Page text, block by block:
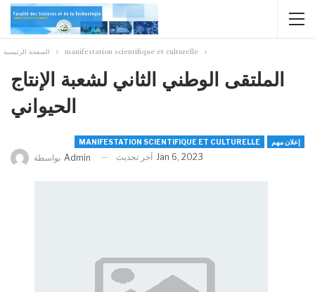
الصفحة الرئيسية manifestation scientifique et culturelle
الملتقى الوطني الثاني لشعبة الإنتاج
الحيواني
MANIFESTATION SCIENTIFIQUE ET CULTURELLE إعلان مهم
Admin Jan 6, 2023